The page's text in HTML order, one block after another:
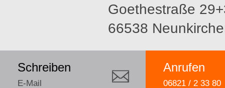
Goethestraße
66538
Anrufen
06821 / 2 33 80
Schreiben
E-Mail